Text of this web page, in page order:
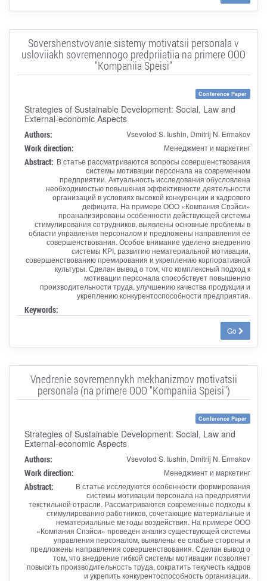
Sovershenstvovanie sistemy motivatsii personala v
usloviiakh sovremennogo predpriiatiia na primere OOO
"Kompaniia Speisi"
Conference Paper
Strategies of Sustainable Development: Social, Law and
External-economic Aspects
Authors: Vsevolod S. Iushin, Dmitrij N. Ermakov
Work direction: Менеджмент и маркетинг
Abstract: В статье рассматриваются вопросы совершенствования
системы мотивации персонала на современном
предприятии. Актуальность исследования обусловлена
необходимостью повышения эффективности деятельности
организаций в условиях высокой конкуренции и кадрового
дефицита. На примере ООО «Компания Спэйси»
проанализированы особенности действующей системы
стимулирования сотрудников, выявлены основные проблемы в
области управления персоналом и предложены направления ее
совершенствования. Особое внимание уделено внедрению
системы KPI, развитию нематериальной мотивации,
совершенствованию премирования и укреплению корпоративной
культуры. Сделан вывод о том, что комплексный подход к
мотивации персонала способствует повышению
производительности труда, улучшению качества продукции и
укреплению конкурентоспособности предприятия.
Keywords:
Go
Vnedrenie sovremennykh mekhanizmov motivatsii
personala (na primere OOO "Kompaniia Speisi")
Conference Paper
Strategies of Sustainable Development: Social, Law and
External-economic Aspects
Authors: Vsevolod S. Iushin, Dmitrij N. Ermakov
Work direction: Менеджмент и маркетинг
Abstract:
В статье исследуются особенности формирования
системы мотивации персонала на предприятии
текстильной отрасли. Рассматриваются современные подходы к
стимулированию работников, сочетающие материальные и
нематериальные методы воздействия. На примере ООО
«Компания Спэйси» проведен анализ существующей системы
управления персоналом, выявлены ее слабые стороны и
предложены направления совершенствования. Сделан вывод о
том, что внедрение гибкой системы мотивации позволяет
повысить производительность труда, сократить текучесть кадров
и укрепить конкурентоспособность организации.